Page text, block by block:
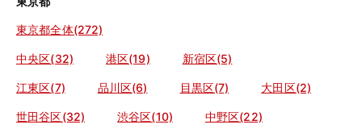
東京都全体(272)
中央区(32) 港区(19) 新宿区(5)
江東区(7) 品川区(6) 目黒区(7) 大田区(2)
世田谷区(32) 渋谷区(10) 中野区(22)